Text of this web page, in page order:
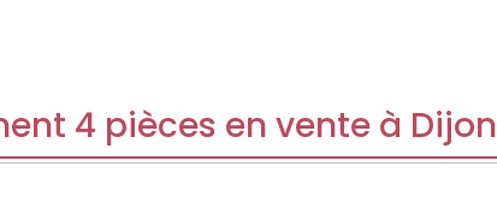
4 pièces en vente à Dijon